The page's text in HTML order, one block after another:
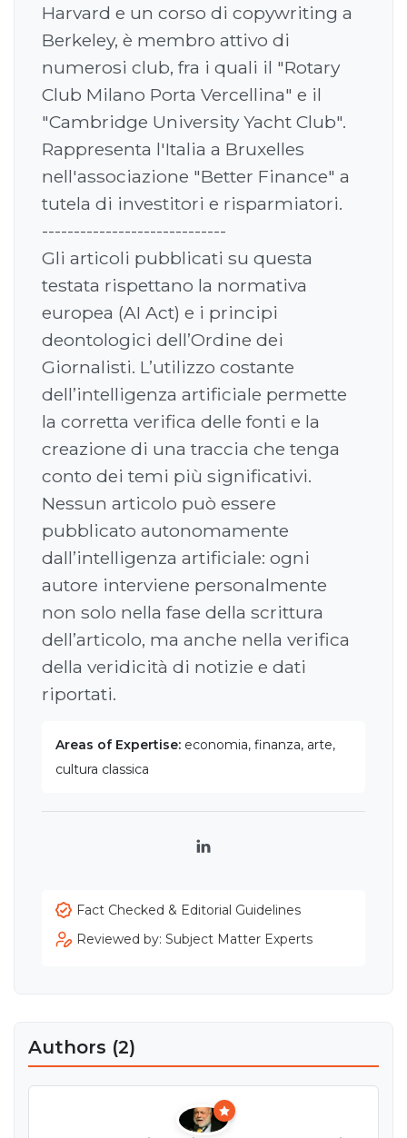
Harvard e un corso di copywriting a
Berkeley, è membro attivo di
numerosi club, fra i quali il "Rotary
Club Milano Porta Vercellina" e il
"Cambridge University Yacht Club".
Rappresenta l'Italia a Bruxelles
nell'associazione "Better Finance" a
tutela di investitori e risparmiatori.
-----------------------------
Gli articoli pubblicati su questa
testata rispettano la normativa
europea (AI Act) e i principi
deontologici dell’Ordine dei
Giornalisti. L’utilizzo costante
dell’intelligenza artificiale permette
la corretta verifica delle fonti e la
creazione di una traccia che tenga
conto dei temi più significativi.
Nessun articolo può essere
pubblicato autonomamente
dall’intelligenza artificiale: ogni
autore interviene personalmente
non solo nella fase della scrittura
dell’articolo, ma anche nella verifica
della veridicità di notizie e dati
riportati.
Areas of Expertise: economia, finanza, arte,
cultura classica
LinkedIn
Fact Checked & Editorial Guidelines
Reviewed by: Subject Matter Experts
Authors (2)